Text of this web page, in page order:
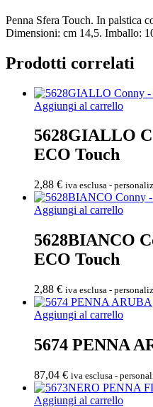
Penna Sfera Touch. In palstica
Dimensioni: cm 14,5. Imballo:
Prodotti correlati
Aggiungi al carrello
5628GIALLO
ECO Touch
2,88 € iva esclusa -
Aggiungi al carrello
5628BIANCO
ECO Touch
2,88 € iva esclusa -
Aggiungi al carrello
5674 PENNA
87,04 € iva esclusa -
Aggiungi al carrello